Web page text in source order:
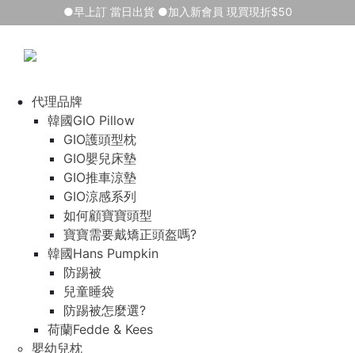
代理品牌
韓國GIO Pillow
GIO護頭型枕
GIO嬰兒床墊
GIO推車涼墊
GIO涼感系列
如何顧寶寶頭型
寶寶需要戴矯正頭盔嗎?
韓國Hans Pumpkin
防踢被
兒童睡袋
防踢被怎麼選?
荷蘭Fedde & Kees
嬰幼兒枕
●早上訂 當日出貨 ●加入新會員 現買現折$50